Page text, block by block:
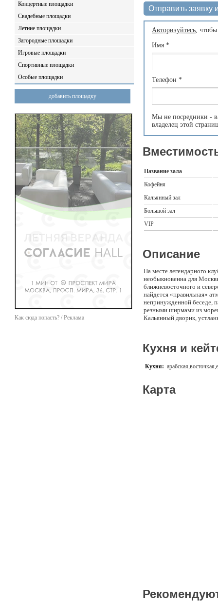
Концертные площадки
Свадебные площадки
Летние площадки
Загородные площадки
Игровые площадки
Спортивные площадки
Особые площадки
добавить площадку
Как сюда попасть? / Реклама
Отправить заявку
Авторизуйтесь,
Имя *
Телефон *
Мы не посредники -
владелец этой
Название зала
Кофейня
Кальянный зал
Большой зал
VIP
Описание
На месте легендарного
необыкновенна для
ближневосточного и
найдется «правильная»
непринужденной беседе,
резными ширмами из
Кальянный дворик,
девушки расскажут вам
неразрывно связано с
такова арабская
Кухня и
Кухня:
Карта